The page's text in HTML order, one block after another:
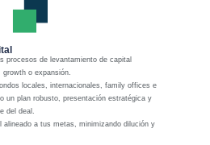
procesos de levantamiento de capital
o expansión.
locales, internacionales, family offices e
un plan robusto, presentación estratégica y
del deal.
alineado a tus metas, minimizando dilución y